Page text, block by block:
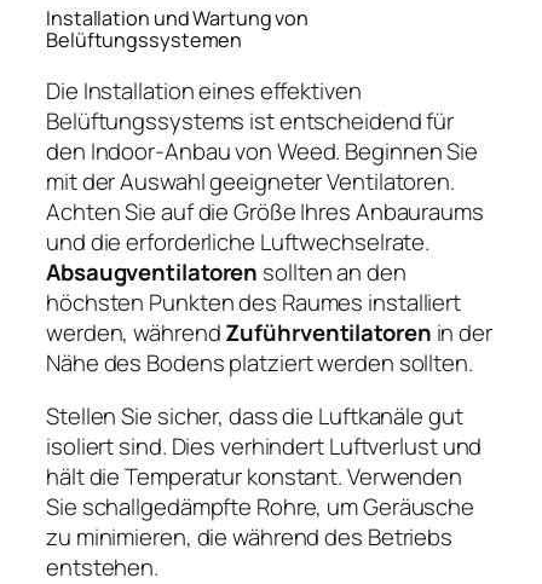
Installation und Wartung von
Belüftungssystemen
Die Installation eines effektiven
Belüftungssystems ist entscheidend für
den Indoor-Anbau von Weed. Beginnen Sie
mit der Auswahl geeigneter Ventilatoren.
Achten Sie auf die Größe Ihres Anbauraums
und die erforderliche Luftwechselrate.
Absaugventilatoren sollten an den
höchsten Punkten des Raumes installiert
werden, währendZuführventilatoren in der
Nähe des Bodens platziert werden sollten.
Stellen Sie sicher, dass die Luftkanäle gut
isoliert sind. Dies verhindert Luftverlust und
hält die Temperatur konstant. Verwenden
Sie schallgedämpfte Rohre, um Geräusche
zu minimieren, die während des Betriebs
entstehen.